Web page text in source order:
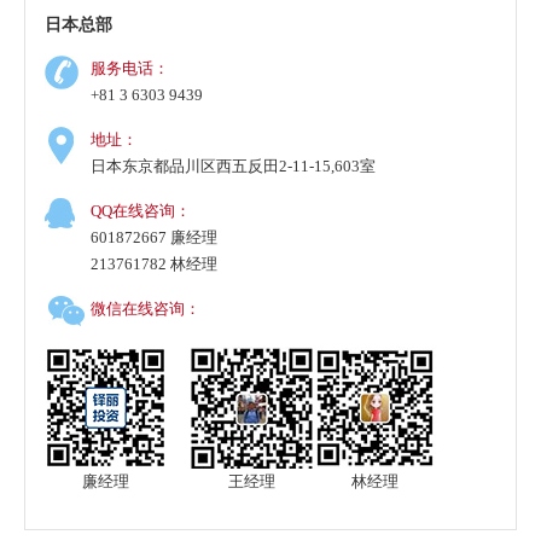
日本总部
服务电话：
+81 3 6303 9439
地址：
日本东京都品川区西五反田2-11-15,603室
QQ在线咨询：
601872667 廉经理
213761782 林经理
微信在线咨询：
廉经理 王经理 林经理